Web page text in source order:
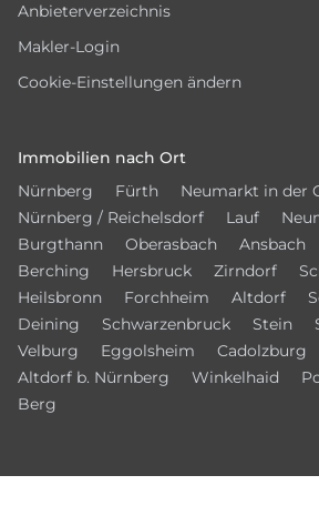
Anbieterverzeichnis
Makler-Login
Cookie-Einstellungen ändern
Immobilien nach Ort
Nürnberg
Fürth
Neumarkt in der
Nürnberg / Reichelsdorf
Lauf
Burgthann
Oberasbach Ansbach
Berching
Hersbruck Zirndorf
Heilsbronn
Forchheim Altdorf
Deining
Schwarzenbruck Stein
Velburg
Eggolsheim
Cadolzburg
Altdorf b. Nürnberg
Winkelhaid
Berg